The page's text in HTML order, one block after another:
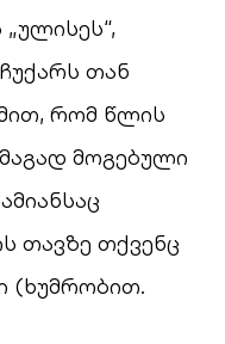
თან
რომ წლის
მოგებული
თავზე თქვენც
(ხუმრობით.